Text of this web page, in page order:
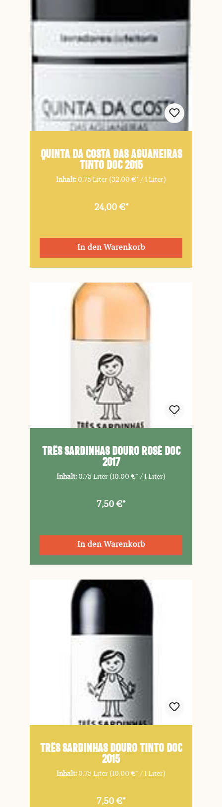
QUINTA DA COSTA DAS AGUANEIRAS
Tinto DOC 2015
Inhalt: 0.75 Liter (32,00 €* / 1 Liter)
24,00 €*
In den Warenkorb
TRÊS SARDINHAS Douro Rosé DOC
2017
Inhalt: 0.75 Liter (10,00 €* / 1 Liter)
7,50 €*
In den Warenkorb
TRÊS SARDINHAS Douro Tinto DOC
2015
Inhalt: 0.75 Liter (10,00 €* / 1 Liter)
7,50 €*